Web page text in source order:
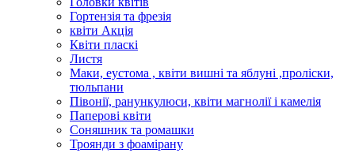
Гортензія та фрезія
квіти Акція
Квіти пласкі
Листя
Маки, еустома , квіти вишні та яблуні ,проліски,
тюльпани
Півонії, ранункулюси, квіти магнолії і камелія
Паперові квіти
Соняшник та ромашки
Троянди з фоамірану